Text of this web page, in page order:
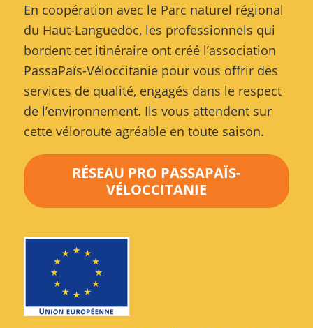
En coopération avec le Parc naturel régional
du Haut-Languedoc, les professionnels qui
bordent cet itinéraire ont créé l’association
PassaPaïs-Véloccitanie pour vous offrir des
services de qualité, engagés dans le respect
de l’environnement. Ils vous attendent sur
cette véloroute agréable en toute saison.
RÉSEAU PRO PASSAPAÏS-
VÉLOCCITANIE